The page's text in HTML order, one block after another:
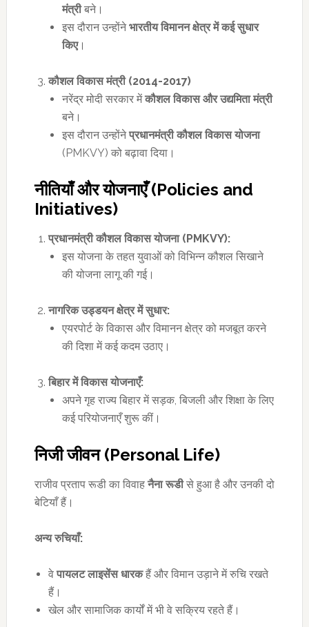
मंत्रीबने।
इस दौरान उन्होंनेभारतीय विमानन क्षेत्र में कई सुधार
किए।
कौशल विकास मंत्री (2014-2017)
नरेंद्र मोदी सरकार मेंकौशल विकास और उद्यमिता मंत्री
बने।
इस दौरान उन्होंनेप्रधानमंत्री कौशल विकास योजना
(PMKVY) को बढ़ावा दिया।
नीतियाँ और योजनाएँ (Policies and
Initiatives)
प्रधानमंत्री कौशल विकास योजना (PMKVY):
इस योजना के तहत युवाओं को विभिन्न कौशल सिखाने
की योजना लागू की गई।
नागरिक उड्डयन क्षेत्र में सुधार:
एयरपोर्ट के विकास और विमानन क्षेत्र को मजबूत करने
की दिशा में कई कदम उठाए।
बिहार में विकास योजनाएँ:
अपने गृह राज्य बिहार में सड़क, बिजली और शिक्षा के लिए
कई परियोजनाएँ शुरू कीं।
निजी जीवन (Personal Life)
राजीव प्रताप रूडी का विवाहनैना रूडीसे हुआ है और उनकी दो
बेटियाँ हैं।
अन्य रुचियाँ:
वेपायलट लाइसेंस धारकहैं और विमान उड़ाने में रुचि रखते
हैं।
खेल और सामाजिक कार्यों में भी वे सक्रिय रहते हैं।